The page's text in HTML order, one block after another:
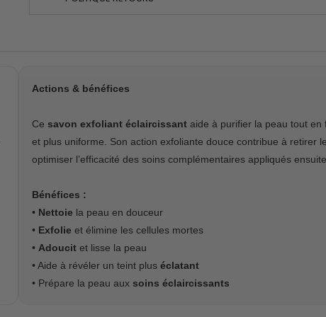
Actions & bénéfices
Ce savon exfoliant éclaircissant aide à purifier la peau tout
et plus uniforme. Son action exfoliante douce contribue à retirer
optimiser l’efficacité des soins complémentaires appliqués ensuite.
Bénéfices :
• Nettoie la peau en douceur
• Exfolie et élimine les cellules mortes
• Adoucit et lisse la peau
• Aide à révéler un teint plus éclatant
• Prépare la peau aux soins éclaircissants